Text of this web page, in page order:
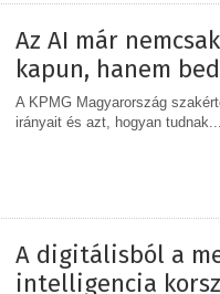
Az AI már
kapun, hanem
A KPMG Magyarország
irányait és azt, hogyan tudnak...
A digitálisból a
intelligencia